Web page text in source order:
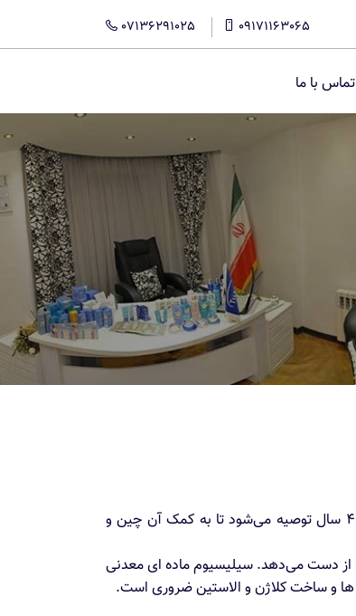
07136291025 09171163065
تماس با ما
کمپلکس سیلیسیوم تالگو در افراد بالای ۴۰ سال توصیه می‌شود تا به کمک آن چین و
از دست می‌دهد. سیلیسیوم ماده ای معدنی
و ساخت کلاژن و الاستین ضروری است.